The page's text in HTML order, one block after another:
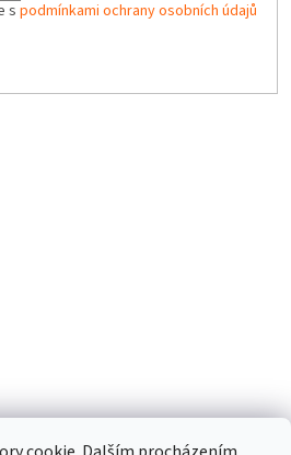
s podmínkami ochrany osobních údajů